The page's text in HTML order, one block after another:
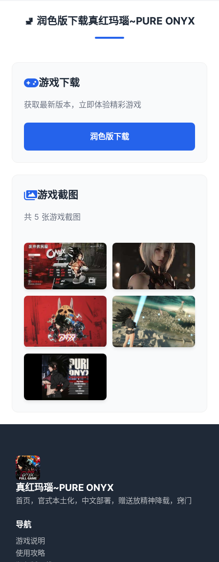
🚽 润色版下载真红玛瑙~PURE ONYX
游戏下载
获取最新版本，立即体验精彩游戏
润色版下载
游戏截图
共 5 张游戏截图
真红玛瑙~PURE ONYX
首页，官式本土化，中文部署，赠送放精神降载，窍门
导航
游戏说明
使用攻略